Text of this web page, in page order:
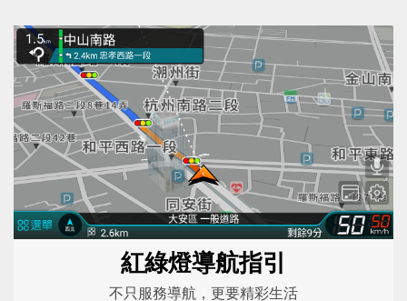
紅綠燈導航指引
不只服務導航，更要精彩生活